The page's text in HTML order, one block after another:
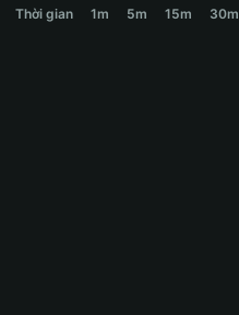
Español (Argentina)
Thời gian 1m 5m 15m 30m